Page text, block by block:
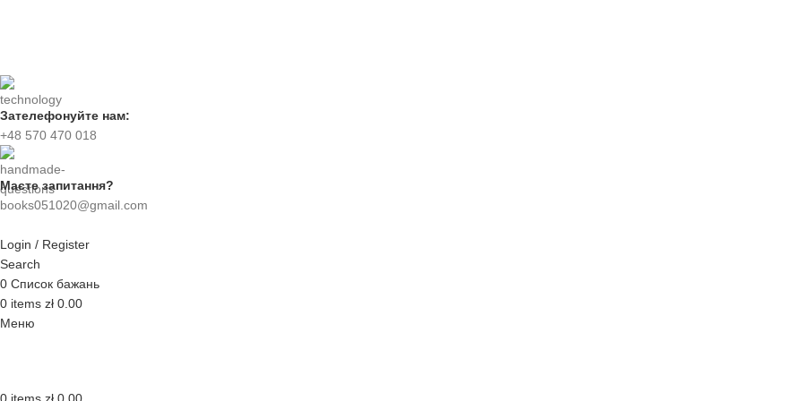
Зателефонуйте нам:
+48 570 470 018
Маєте запитання?
books051020@gmail.com
Login / Register
Search
0 Список бажань
0 items zł 0.00
Меню